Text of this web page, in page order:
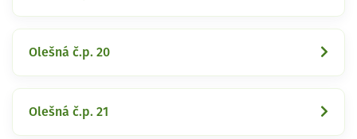
Olešná č.p. 20
Olešná č.p. 21